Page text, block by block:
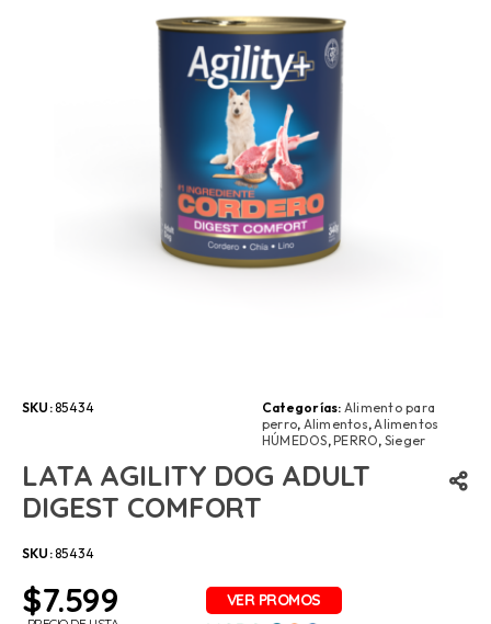
SKU:85434 Categorías: Alimento para
perro, Alimentos,Alimentos
HÚMEDOS,PERRO, Sieger
LATA AGILITY DOG ADULT
DIGEST COMFORT
SKU:85434
$7.599